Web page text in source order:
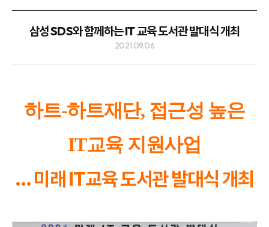
삼성 SDS와 함께하는 IT 교육 도서관 발대식 개최
2021.09.06
하트-하트재단, 접근성 높은
IT교육 지원사업
… 미래 IT교육 도서관 발대식 개최